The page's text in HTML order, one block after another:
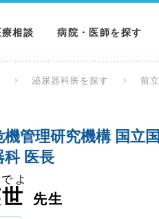
療相談 病院・医師を探す
泌尿器科医を探す 前
機管理研究機構 国立
科 医長
よ
先生